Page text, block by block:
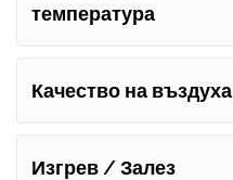
температура
Качество на въздуха
Изгрев / Залез